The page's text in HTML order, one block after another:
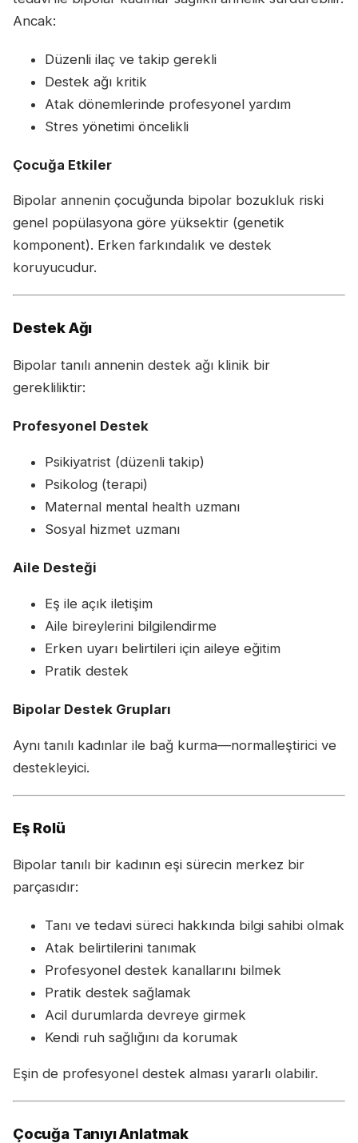
Ancak:
Düzenli ilaç ve takip gerekli
Destek ağı kritik
Atak dönemlerinde profesyonel yardım
Stres yönetimi öncelikli
Çocuğa Etkiler
Bipolar annenin çocuğunda bipolar bozukluk riski
genel popülasyona göre yüksektir (genetik
komponent). Erken farkındalık ve destek
koruyucudur.
Destek Ağı
Bipolar tanılı annenin destek ağı klinik bir
gerekliliktir:
Profesyonel Destek
Psikiyatrist (düzenli takip)
Psikolog (terapi)
Maternal mental health uzmanı
Sosyal hizmet uzmanı
Aile Desteği
Eş ile açık iletişim
Aile bireylerini bilgilendirme
Erken uyarı belirtileri için aileye eğitim
Pratik destek
Bipolar Destek Grupları
Aynı tanılı kadınlar ile bağ kurma—normalleştirici ve
destekleyici.
Eş Rolü
Bipolar tanılı bir kadının eşi sürecin merkez bir
parçasıdır:
Tanı ve tedavi süreci hakkında bilgi sahibi olmak
Atak belirtilerini tanımak
Profesyonel destek kanallarını bilmek
Pratik destek sağlamak
Acil durumlarda devreye girmek
Kendi ruh sağlığını da korumak
Eşin de profesyonel destek alması yararlı olabilir.
Çocuğa Tanıyı Anlatmak